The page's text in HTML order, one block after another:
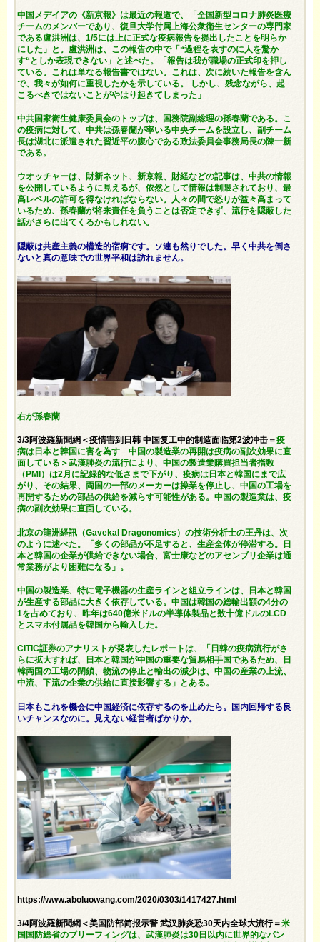
中国メデイアの《新京報》は最近の報道で、「全国新型コロナ肺炎医療
チームのメンバーであり、復旦大学付属上海公衆衛生センターの専門家
である盧洪洲は、1/5には上に正式な疫病報告を提出したことを明らか
にした」と。盧洪洲は、この報告の中で「“過程を表すのに人を驚か
す“としか表現できない」と述べた。「報告は我が職場の正式印を押し
ている。これは単なる報告書ではない。これは、次に続いた報告を含ん
で、我々が如何に重視したかを示している。 しかし、残念ながら、起
こるべきではないことがやはり起きてしまった」
中共国家衛生健康委員会のトップは、国務院副総理の孫春蘭である。こ
の疫病に対して、中共は孫春蘭が率いる中央チームを設立し、副チーム
長は湖北に派遣された習近平の腹心である政法委員会事務局長の陳一新
である。
ウオッチャーは、財新ネット、新京報、財経などの記事は、中共の情報
を公開しているように見えるが、依然として情報は制限されており、最
高レベルの許可を得なければならない。人々の間で怒りが益々高まって
いるため、孫春蘭が将来責任を負うことは否定できず、流行を隠蔽した
話がさらに出てくるかもしれない。
隠蔽は共産主義の構造的宿痾です。ソ連も然りでした。早く中共を倒さ
ないと真の意味での世界平和は訪れません。
右が孫春蘭
3/3阿波羅新聞網＜疫情害到日韩 中国复工中的制造面临第2波冲击＝疫
病は日本と韓国に害を為す 中国の製造業の再開は疫病の副次効果に直
面している＞武漢肺炎の流行により、中国の製造業購買担当者指数
（PMI）は2月に記録的な低さまで下がり、疫病は日本と韓国にまで広
がり、その結果、両国の一部のメーカーは操業を停止し、中国の工場を
再開するための部品の供給を減らす可能性がある。中国の製造業は、疫
病の副次効果に直面している。
北京の龍洲経訊（Gavekal Dragonomics）の技術分析士の王丹は、次
のように述べた。「多くの部品が不足すると、生産全体が停滞する。日
本と韓国の企業が供給できない場合、富士康などのアセンブリ企業は通
常業務がより困難になる」。
中国の製造業、特に電子機器の生産ラインと組立ラインは、日本と韓国
が生産する部品に大きく依存している。中国は韓国の総輸出額の4分の
1を占めており、昨年は640億米ドルの半導体製品と数十億ドルのLCD
とスマホ付属品を韓国から輸入した。
CITIC証券のアナリストが発表したレポートは、「日韓の疫病流行がさ
らに拡大すれば、日本と韓国が中国の重要な貿易相手国であるため、日
韓両国の工場の閉鎖、物流の停止と輸出の減少は、中国の産業の上流、
中流、下流の企業の供給に直接影響する」とある。
日本もこれを機会に中国経済に依存するのを止めたら。国内回帰する良
いチャンスなのに。見えない経営者ばかりか。
https://www.aboluowang.com/2020/0303/1417427.html
3/4阿波羅新聞網＜美国防部简报示警 武汉肺炎恐30天内全球大流行＝米
国国防総省のブリーフィングは、武漢肺炎は30日以内に世界的なパン